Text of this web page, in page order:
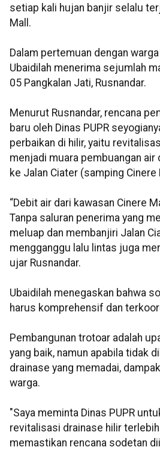
setiap kali hujan banjir selalu
Mall.
Dalam pertemuan dengan
Ubaidilah menerima sejumlah
05 Pangkalan Jati, Rusnandar.
Menurut Rusnandar, rencana
baru oleh Dinas PUPR
perbaikan di hilir, yaitu
menjadi muara pembuangan air
ke Jalan Ciater (samping Cinere
“Debit air dari kawasan Cinere
Tanpa saluran penerima yang
meluap dan membanjiri Jalan
mengganggu lalu lintas juga
ujar Rusnandar.
Ubaidilah menegaskan bahwa
harus komprehensif dan
Pembangunan trotoar adalah
yang baik, namun apabila tidak
drainase yang memadai,
warga.
"Saya meminta Dinas PUPR
revitalisasi drainase hilir
memastikan rencana sodetan